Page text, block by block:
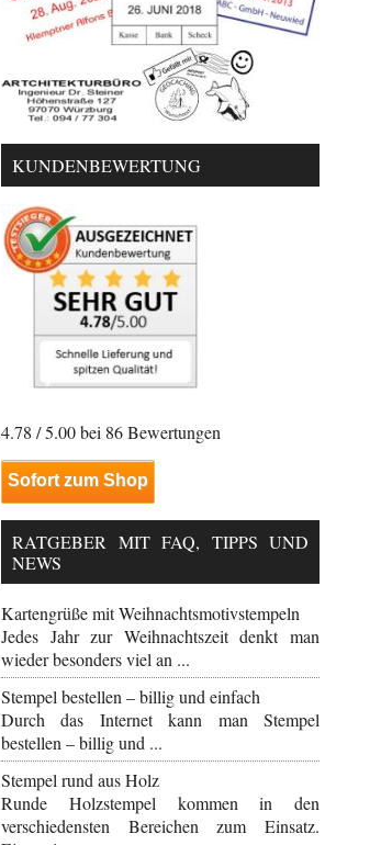
KUNDENBEWERTUNG
4.78 / 5.00 bei 86Bewertungen
Sofort zum Shop
RATGEBER MIT FAQ, TIPPS UND
NEWS
Kartengrüße mit Weihnachtsmotivstempeln
Jedes Jahr zur Weihnachtszeit denkt man
wieder besonders viel an ...
Stempel bestellen – billig und einfach
Durch das Internet kann man Stempel
bestellen – billig und ...
Stempel rund aus Holz
Runde Holzstempel kommen in den
verschiedensten Bereichen zum Einsatz.